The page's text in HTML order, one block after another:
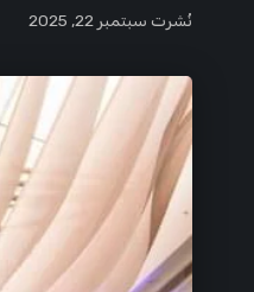
نُشرت سبتمبر 22, 2025